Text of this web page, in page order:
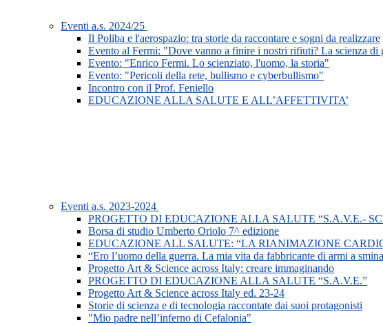
Eventi a.s. 2024/25
Il Poliba e l'aerospazio: tra storie da raccontare e sogni da realizzare
Evento al Fermi: "Dove vanno a finire i nostri rifiuti? La scienza di
Evento: "Enrico Fermi. Lo scienziato, l'uomo, la storia"
Evento: "Pericoli della rete, bullismo e cyberbullismo"
Incontro con il Prof. Feniello
EDUCAZIONE ALLA SALUTE E ALL’AFFETTIVITA’
Eventi a.s. 2023-2024
PROGETTO DI EDUCAZIONE ALLA SALUTE “S.A.V.E.-
Borsa di studio Umberto Oriolo 7^ edizione
EDUCAZIONE ALL SALUTE: “LA RIANIMAZIONE
“Ero l’uomo della guerra. La mia vita da fabbricante di armi a
Progetto Art & Science across Italy: creare immaginando
PROGETTO DI EDUCAZIONE ALLA SALUTE “S.A.V.E.”
Progetto Art & Science across Italy ed. 23-24
Storie di scienza e di tecnologia raccontate dai suoi protagonisti
"Mio padre nell’inferno di Cefalonia"